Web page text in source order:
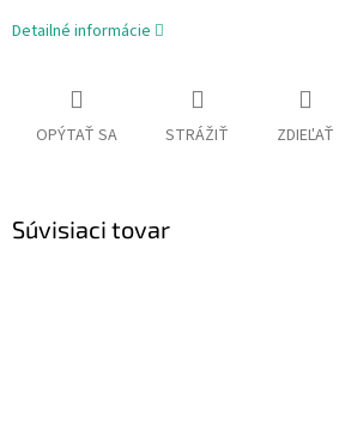
Detailné informácie
OPÝTAŤ SA STRÁŽIŤ ZDIEĽAŤ
Súvisiaci tovar